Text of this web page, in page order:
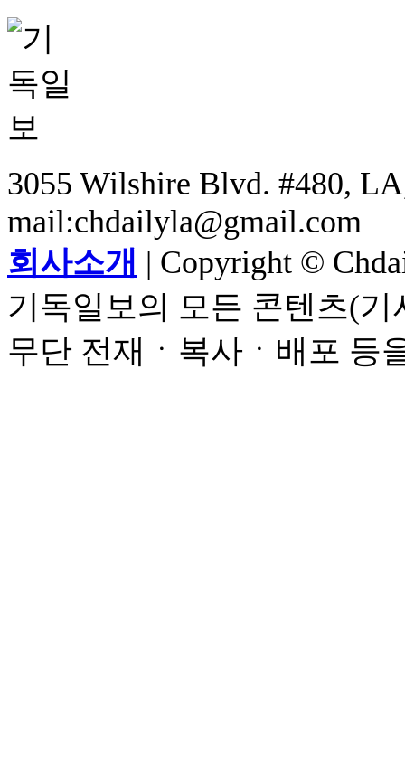
3055 Wilshire Blvd. #480,
mail:chdailyla@gmail.com
회사소개 | Copyright ©
기독일보의 모든 콘텐츠(
무단 전재ㆍ복사ㆍ배포 등